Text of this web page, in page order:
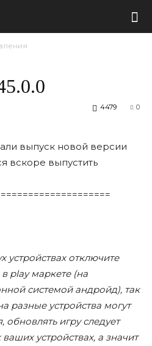
0
4479
выпуск новой версии
вскоре выпустить
устройствах отключите
play маркете (на
системой андройд), так
разные устройства могут
игру следует
устройствах, а значит